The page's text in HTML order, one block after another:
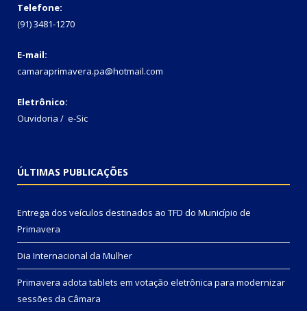
Telefone:
(91) 3481-1270
E-mail:
camaraprimavera.pa@hotmail.com
Eletrônico:
Ouvidoria / e-Sic
ÚLTIMAS PUBLICAÇÕES
Entrega dos veículos destinados ao TFD do Município de
Primavera
Dia Internacional da Mulher
Primavera adota tablets em votação eletrônica para modernizar
sessões da Câmara